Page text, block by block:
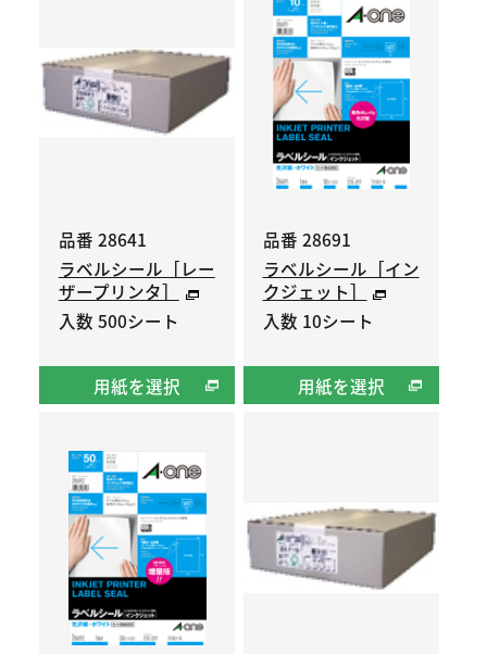
品番 28641
ラベルシール［レー
ザープリンタ］
入数 500シート
用紙を選択
品番 28691
ラベルシール［イン
クジェット］
入数 10シート
用紙を選択